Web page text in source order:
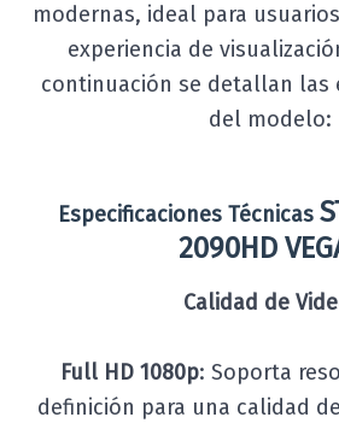
modernas, ideal para
experiencia de
continuación se detallan las
del modelo:
Especificaciones Técnicas
2090HD
Calidad de
Full HD 1080p: Soporta
definición para una calidad